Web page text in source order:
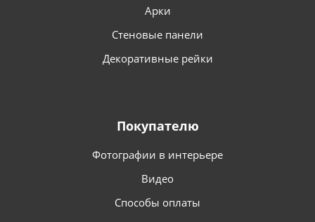
Арки
Стеновые панели
Декоративные рейки
Покупателю
Фотографии в интерьере
Видео
Способы оплаты